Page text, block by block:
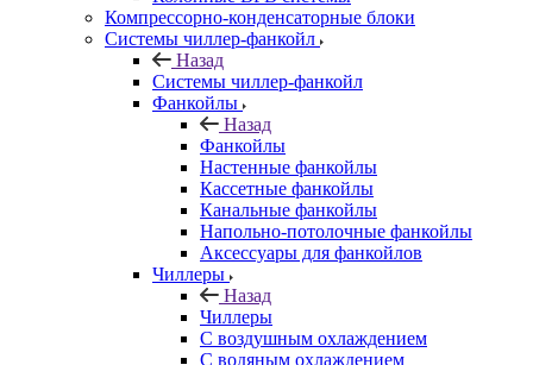
Компрессорно-конденсаторные блоки
Системы чиллер-фанкойл
Назад
Системы чиллер-фанкойл
Фанкойлы
Назад
Фанкойлы
Настенные фанкойлы
Кассетные фанкойлы
Канальные фанкойлы
Напольно-потолочные фанкойлы
Аксессуары для фанкойлов
Чиллеры
Назад
Чиллеры
С воздушным охлаждением
С водяным охлаждением